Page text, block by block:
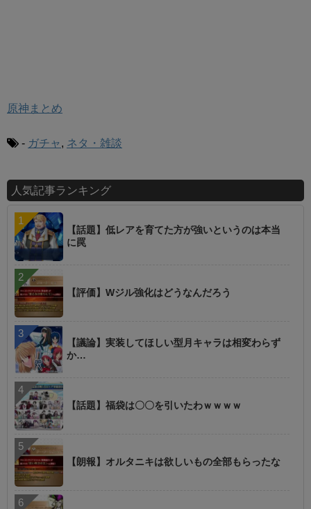
原神まとめ
- ガチャ , ネタ・雑談
人気記事ランキング
【話題】低レアを育てた方が強いというのは本当
に罠
【評価】Wジル強化はどうなんだろう
【議論】実装してほしい型月キャラは相変わらず
か…
【話題】福袋は〇〇を引いたわｗｗｗｗ
【朗報】オルタニキは欲しいもの全部もらったな